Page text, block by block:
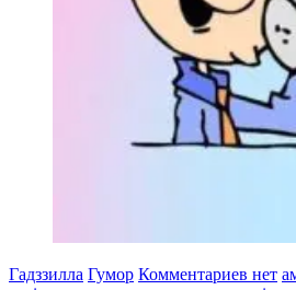
Гадззилла Гумор Комментариев нет